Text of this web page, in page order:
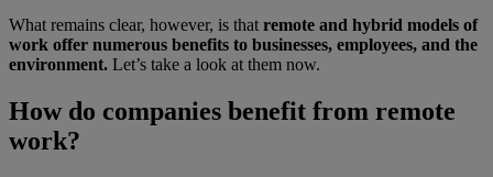
What remains clear, however, is thatremote and hybrid models of
work offer numerous benefits to businesses, employees, and the
environment. Let’s take a look at them now.
How do companies benefit from remote
work?